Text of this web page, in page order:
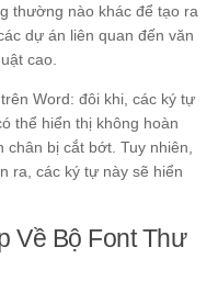
thường nào khác để tạo ra
dự án liên quan đến văn
cao.
Word: đôi khi, các ký tự
có thể hiển thị không hoàn
bị cắt bớt. Tuy nhiên,
ra, các ký tự này sẽ hiển
Về Bộ Font Thư